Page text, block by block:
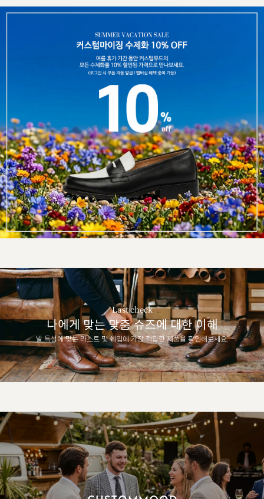
Last check
나에게 맞는 맞춤 슈즈에 대한 이해
발 특성에 맞는 라스트 및 쉐입에 가장 적합한 제품을 확인해보세요.